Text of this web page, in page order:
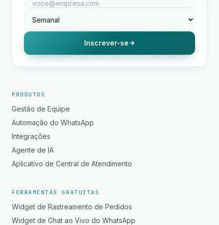
Inscrever-se
PRODUTOS
Gestão de Equipe
Automação do WhatsApp
Integrações
Agente de IA
Aplicativo de Central de Atendimento
FERRAMENTAS GRATUITAS
Widget de Rastreamento de Pedidos
Widget de Chat ao Vivo do WhatsApp